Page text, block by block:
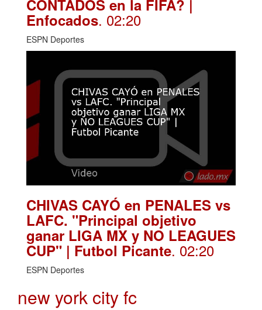
CONTADOS en la FIFA? |
Enfocados. 02:20
ESPN Deportes
CHIVAS CAYÓ en PENALES vs
LAFC. "Principal objetivo
ganar LIGA MX y NO LEAGUES
CUP" | Futbol Picante. 02:20
ESPN Deportes
new york city fc